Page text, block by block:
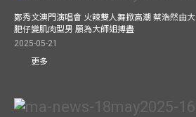
鄭秀文澳門演唱會 火辣雙人舞掀高潮 蔡浩然由大
肥仔變肌肉型男 願為大師姐搏盡
2025-05-21
更多